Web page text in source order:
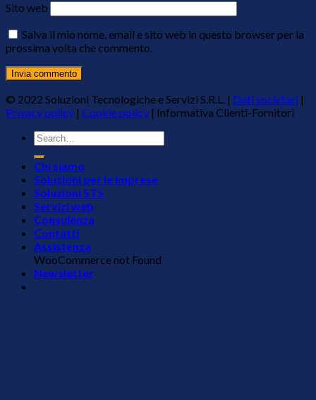
Sito web
Salva il mio nome, email e sito web in questo browser per la
prossima volta che commento.
© 2022 Soluzioni Tecnologiche e Servizi S.R.L. | Dati societari |
Privacy policy | Cookie policy | Informativa Clienti-Fornitori
Chi siamo
Soluzioni per le imprese
Soluzioni STS
Servizi web
Consulenza
Contatti
Assistenza
WooCommerce not Found
Newsletter